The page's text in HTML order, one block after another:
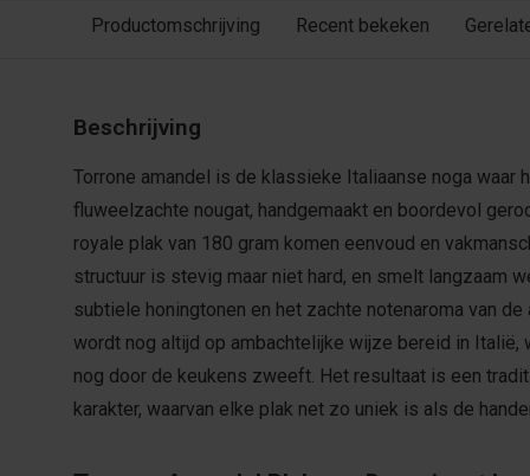
Productomschrijving Recent bekeken
Beschrijving
Torrone amandel is de klassieke Italiaanse noga waar
fluweelzachte nougat, handgemaakt en boordevol
royale plak van 180 gram komen eenvoud en
structuur is stevig maar niet hard, en smelt langzaam
subtiele honingtonen en het zachte notenaroma van
wordt nog altijd op ambachtelijke wijze bereid in Italië,
nog door de keukens zweeft. Het resultaat is een
karakter, waarvan elke plak net zo uniek is als de